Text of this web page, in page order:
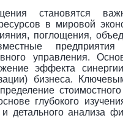
становятся
в мировой
поглощения,
управления.
эффекта
бизнеса.
глубокого
детального анализа